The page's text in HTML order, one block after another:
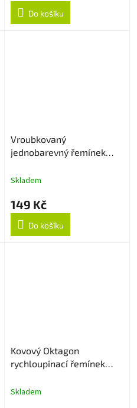
Do košíku
Vroubkovaný
jednobarevný řemínek
Skladem
149 Kč
Do košíku
Kovový Oktagon
rychloupínací řemínek
Skladem